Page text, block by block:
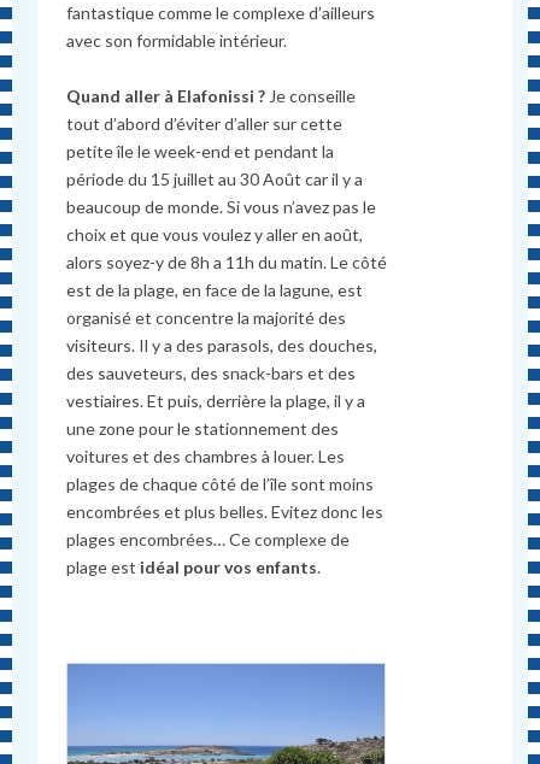
fantastique comme le complexe d’ailleurs
avec son formidable intérieur.
Quand aller à Elafonissi ? Je conseille
tout d’abord d’éviter d’aller sur cette
petite île le week-end et pendant la
période du 15 juillet au 30 Août car il y a
beaucoup de monde. Si vous n’avez pas le
choix et que vous voulez y aller en août,
alors soyez-y de 8h a 11h du matin.Le côté
est de la plage, en face de la lagune, est
organisé et concentre la majoritédes
visiteurs. Il y a des parasols, des douches,
des sauveteurs, des snack-bars et des
vestiaires. Et puis, derrière la plage, il y a
une zone pour le stationnement des
voitures et des chambresà louer. Les
plages de chaque côté de l’île sont moins
encombrées et plus belles. Evitez donc les
plages encombrées… Ce complexe de
plage est idéal pour vos enfants.